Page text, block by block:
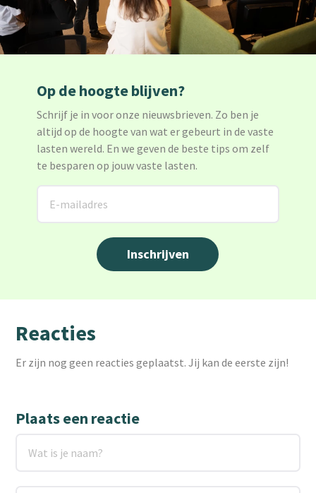
Op de hoogte blijven?
Schrijf je in voor onze nieuwsbrieven. Zo ben je
altijd op de hoogte van wat er gebeurt in de vaste
lasten wereld. En we geven de beste tips om zelf
te besparen op jouw vaste lasten.
Reacties
Er zijn nog geen reacties geplaatst. Jij kan de eerste zijn!
Plaats een reactie